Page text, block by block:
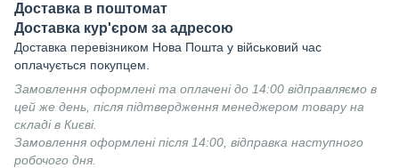
Доставка в поштомат
Доставка кур'єром за адресою
Доставка перевізником Нова Пошта у військовий час
оплачується покупцем.
Замовлення оформлені та оплачені до 14:00 відправляємо в
цей же день, після підтвердження менеджером товару на
складі в Києві.
Замовлення оформлені після 14:00, відправка наступного
робочого дня.